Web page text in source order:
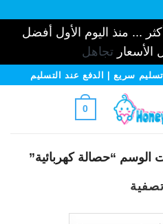
... منذ اليوم الأول أفضل
الأسعارتجاهل
سريع | الدفع عند التسليم
0
الوسم “حصالة كهربائية”
تصفية